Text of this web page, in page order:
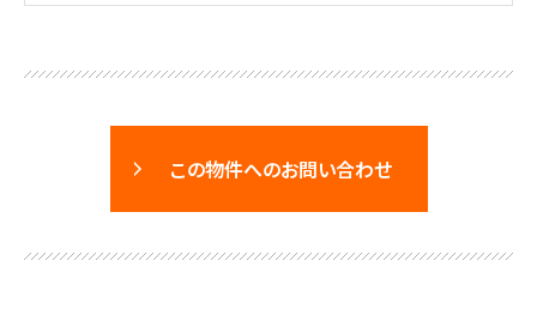
この物件へのお問い合わせ